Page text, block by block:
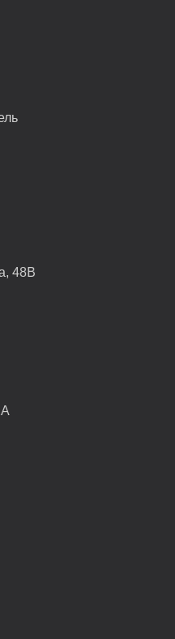
48В